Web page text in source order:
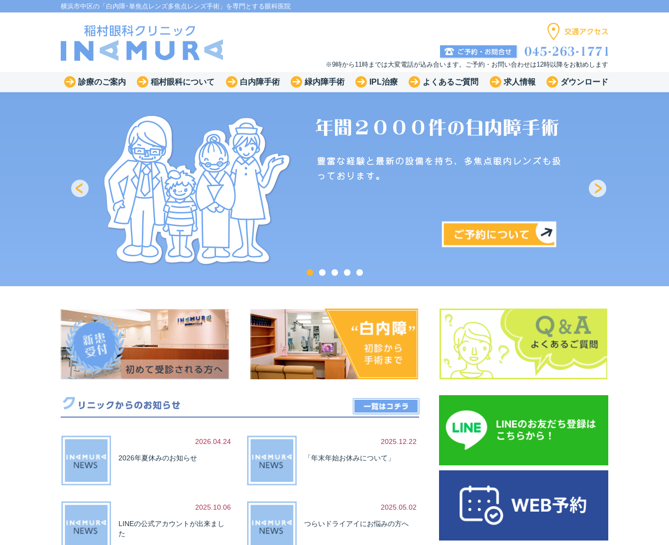
横浜市中区の「白内障･単焦点レンズ多焦点レンズ手術」を専門とする眼科医院
※9時から11時までは大変電話が込み合います。ご予約・お問い合わせは12時以降をお勧めします
診療のご案内 稲村眼科について 白内障手術 緑内障手術 IPL治療 よくあるご質問 求人情報 ダウンロード
2026.04.24
2026年夏休みのお知らせ
2025.12.22
「年末年始お休みについて」
2025.10.06
LINEの公式アカウントが出来まし
た
2025.05.02
つらいドライアイにお悩みの方へ